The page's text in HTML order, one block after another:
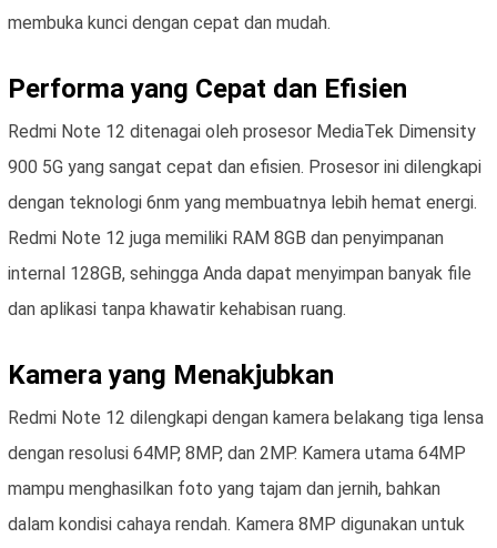
membuka kunci dengan cepat dan mudah.
Performa yang Cepat dan Efisien
Redmi Note 12 ditenagai oleh prosesor MediaTek Dimensity
900 5G yang sangat cepat dan efisien. Prosesor ini dilengkapi
dengan teknologi 6nm yang membuatnya lebih hemat energi.
Redmi Note 12 juga memiliki RAM 8GB dan penyimpanan
internal 128GB, sehingga Anda dapat menyimpan banyak file
dan aplikasi tanpa khawatir kehabisan ruang.
Kamera yang Menakjubkan
Redmi Note 12 dilengkapi dengan kamera belakang tiga lensa
dengan resolusi 64MP, 8MP, dan 2MP. Kamera utama 64MP
mampu menghasilkan foto yang tajam dan jernih, bahkan
dalam kondisi cahaya rendah. Kamera 8MP digunakan untuk